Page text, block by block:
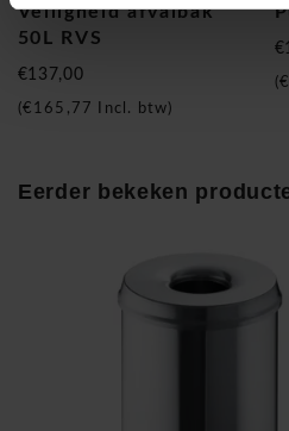
Veiligheid afvalbak
50L RVS
€137,00
(€165,77 Incl. btw)
(
Eerder bekeken